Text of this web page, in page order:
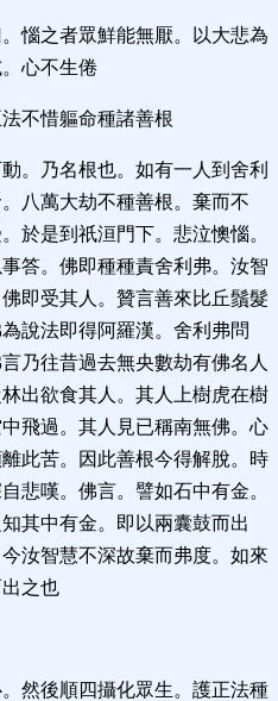
惱之者眾鮮能無厭。以大悲為
心不生倦
不惜軀命種諸善根
。乃名根也。如有一人到舍利
八萬大劫不種善根。棄而不
於是到祇洹門下。悲泣懊惱。
答。佛即種種責舍利弗。汝智
即受其人。贊言善來比丘鬚髮
說法即得阿羅漢。舍利弗問
乃往昔過去無央數劫有佛名人
出欲食其人。其人上樹虎在樹
飛過。其人見已稱南無佛。心
此苦。因此善根今得解脫。時
悲嘆。佛言。譬如石中有金。
其中有金。即以兩囊鼓而出
汝智慧不深故棄而弗度。如來
之也
然後順四攝化眾生。護正法種